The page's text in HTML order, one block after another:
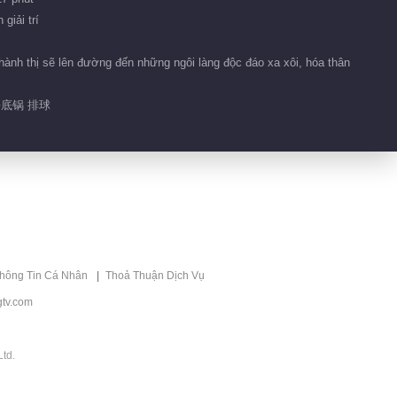
giải trí
thị sẽ lên đường đến những ngôi làng độc đáo xa xôi, hóa thân
锅 排球
Tin Cá Nhân Thoả Thuận Dịch Vụ